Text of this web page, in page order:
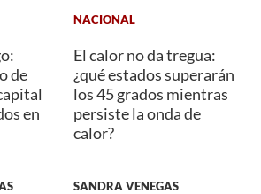
de
en
NACIONAL
El calor no da tregua:
¿qué estados superarán
los 45 grados mientras
persiste la onda de
calor?
SANDRA VENEGAS